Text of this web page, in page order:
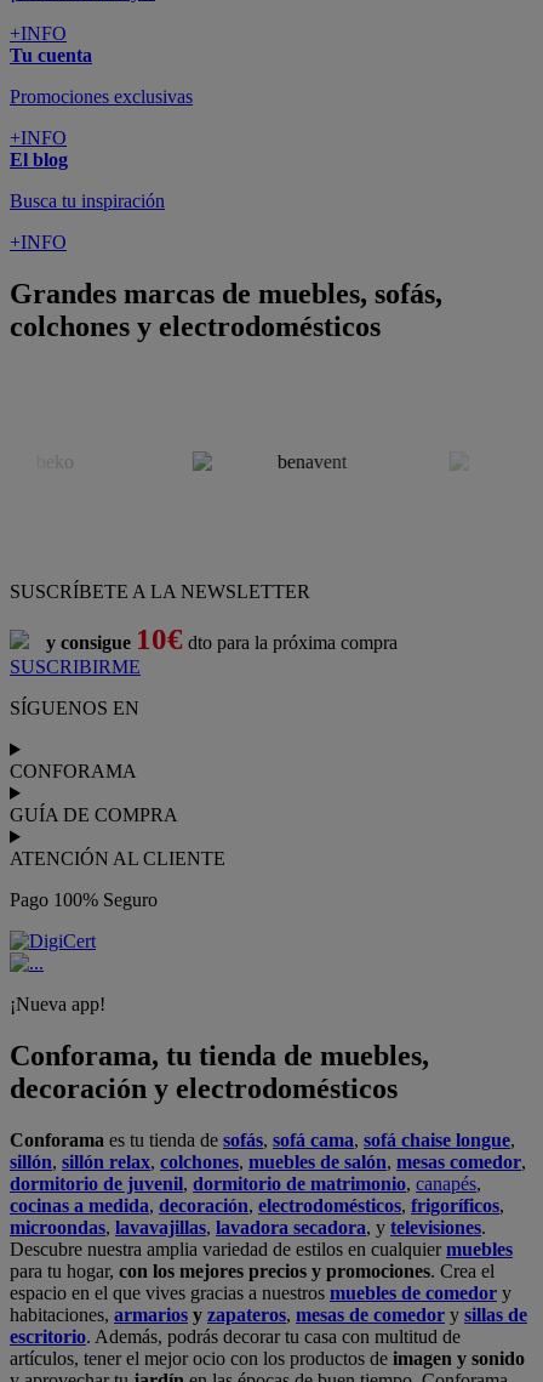
+INFO
Tu cuenta
Promociones exclusivas
+INFO
El blog
Busca tu inspiración
+INFO
Grandes marcas de muebles, sofás,
colchones y electrodomésticos
SUSCRÍBETE A LA NEWSLETTER
y consigue 10€ dto para la próxima compra
SUSCRIBIRME
SÍGUENOS EN
CONFORAMA
GUÍA DE COMPRA
ATENCIÓN AL CLIENTE
Pago 100% Seguro
¡Nueva app!
Conforama, tu tienda de muebles,
decoración y electrodomésticos
Conforama es tu tienda de sofás, sofá cama, sofá chaise longue,
sillón, sillón relax, colchones, muebles de salón, mesas comedor,
dormitorio de juvenil, dormitorio de matrimonio, canapés,
cocinas a medida, decoración, electrodomésticos, frigoríficos,
microondas, lavavajillas, lavadora secadora, y televisiones.
Descubre nuestra amplia variedad de estilos en cualquiermuebles
para tu hogar, con los mejores precios y promociones. Crea el
espacio en el que vives gracias a nuestros muebles de comedor y
habitaciones, armarios y zapateros, mesas de comedor y sillas de
escritorio. Además, podrás decorar tu casa con multitud de
artículos, tener el mejor ocio con los productos de imagen y sonido